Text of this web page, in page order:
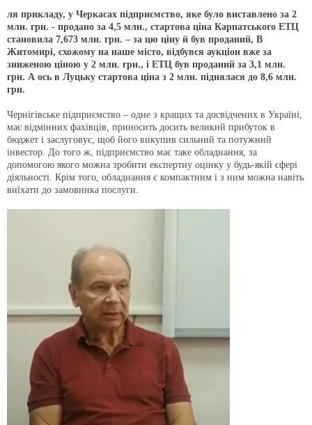
ля прикладу, у Черкасах підприємство, яке було виставлено за 2
млн. грн. - продано за 4,5 млн., стартова ціна Карпатського ЕТЦ
становила 7,673 млн. грн. – за цю ціну й був проданий, В
Житомирі, схожому на наше місто, відбувся аукціон вже за
зниженою ціною у 2 млн. грн., і ЕТЦ був проданий за 3,1 млн.
грн. А ось в Луцьку стартова ціна з 2 млн. піднялася до 8,6 млн.
грн.
Чернігівське підприємство – одне з кращих та досвідчених в Україні,
має відмінних фахівців, приносить досить великий прибуток в
бюджет і заслуговує, щоб його викупив сильний та потужний
інвестор. До того ж, підприємство має таке обладнання, за
допомогою якого можна зробити експертну оцінку у будь-якій сфері
діяльності. Крім того, обладнання є компактним і з ним можна навіть
виїхати до замовника послуги.